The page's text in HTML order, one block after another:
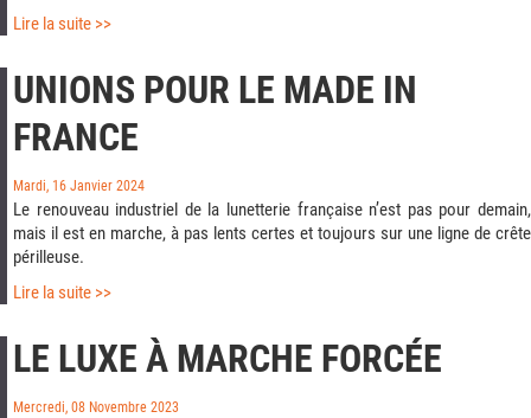
Lire la suite >>
UNIONS POUR LE MADE IN
FRANCE
Mardi, 16 Janvier 2024
Le renouveau industriel de la lunetterie française n’est pas pour demain,
mais il est en marche, à pas lents certes et toujours sur une ligne de crête
périlleuse.
Lire la suite >>
LE LUXE À MARCHE FORCÉE
Mercredi, 08 Novembre 2023